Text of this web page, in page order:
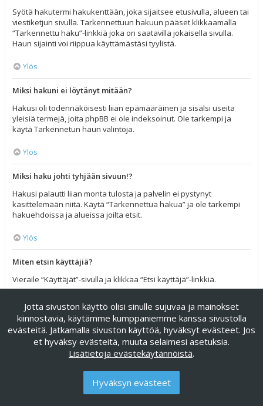
Syötä hakutermi hakukenttään, joka sijaitsee etusivulla, alueen tai
viestiketjun sivulla. Tarkennettuun hakuun pääset klikkaamalla
“Tarkennettu haku”-linkkiä joka on saatavilla jokaisella sivulla.
Haun sijainti voi riippua käyttämästäsi tyylistä.
Ylös
Miksi hakuni ei löytänyt mitään?
Hakusi oli todennäköisesti liian epämääräinen ja sisälsi useita
yleisiä termejä, joita phpBB ei ole indeksoinut. Ole tarkempi ja
käytä Tarkennetun haun valintoja.
Ylös
Miksi haku johti tyhjään sivuun!?
Hakusi palautti liian monta tulosta ja palvelin ei pystynyt
käsittelemään niitä. Käytä “Tarkennettua hakua” ja ole tarkempi
hakuehdoissa ja alueissa joilta etsit.
Ylös
Miten etsin käyttäjiä?
Vieraile “Käyttäjät”-sivulla ja klikkaa “Etsi käyttäjä”-linkkiä.
Ylös
Miten löydän omat viestini ja viestiketjuni?
Omat viestisi näet klikkaamalla “Katso omia viestejäsi”-linkkiä
omissa asetuksissa tai klikkaamalla “Etsi käyttäjän viesteistä”-
foorumin ylälaidassa. Etsiäksesi omia viestiketjuja, käytä
tarkennettua hakua ja täytä sen hakuehdot haluamallasi tavalla.
Jotta sivuston käyttö olisi sinulle sujuvaa ja mainokset
kiinnostavia, käytämme kumppaniemme kanssa sivustolla
evästeitä. Jatkamalla sivuston käyttöä, hyväksyt evästeet. Jos
et hyväksy evästeitä, muuta selaimesi asetuksia.
Lisätietoja evästekäytännöistä.
Hyväksyn evästeet